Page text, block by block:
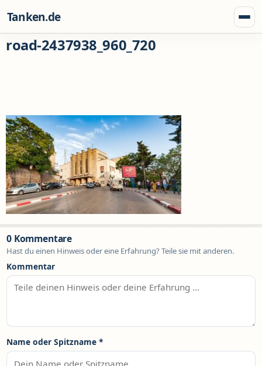
Tanken.de
road-2437938_960_720
0 Kommentare
Hast du einen Hinweis oder eine Erfahrung? Teile sie mit anderen.
Kommentar
Name oder Spitzname *